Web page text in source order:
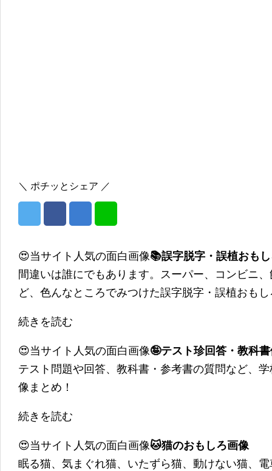
＼ ポチッとシェア ／
😍当サイト人気の面白画像📚誤字脱字・誤植おも
間違いは誰にでもあります。スーパー、コンビニ
ど、色んなところでみつけた誤字脱字・誤植おも
続きを読む
😍当サイト人気の面白画像🤪テスト珍回答・教科
テスト問題や回答、教科書・参考書の質問など、
像まとめ！
続きを読む
😍当サイト人気の面白画像🐱猫のおもしろ画像
眠る猫、気まぐれ猫、いたずら猫、動けない猫、